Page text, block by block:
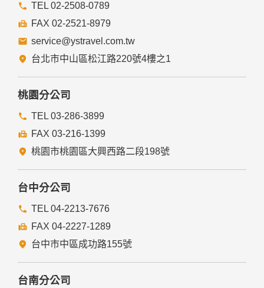
TEL 02-2508-0789
FAX 02-2521-8979
service@ystravel.com.tw
台北市中山區松江路220號4樓之1
桃園分公司
TEL 03-286-3899
FAX 03-216-1399
桃園市桃園區大興西路二段198號
台中分公司
TEL 04-2213-7676
FAX 04-2227-1289
台中市中區成功路155號
台南分公司